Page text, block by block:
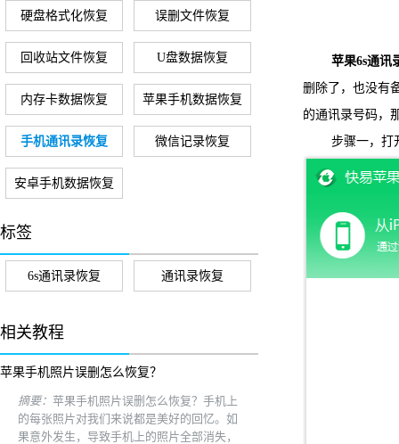
硬盘格式化恢复 误删文件恢复
回收站文件恢复 U盘数据恢复
内存卡数据恢复 苹果手机数据恢复
手机通讯录恢复 微信记录恢复
安卓手机数据恢复
标签
6s通讯录恢复 通讯录恢复
相关教程
苹果手机照片误删怎么恢复？
摘要： 苹果手机照片误删怎么恢复？手机上
的每张照片对我们来说都是美好的回忆。如
果意外发生，导致手机上的照片全部消失，
苹果6s通讯
删除了，也没有
的通讯录号码，
步骤一，打